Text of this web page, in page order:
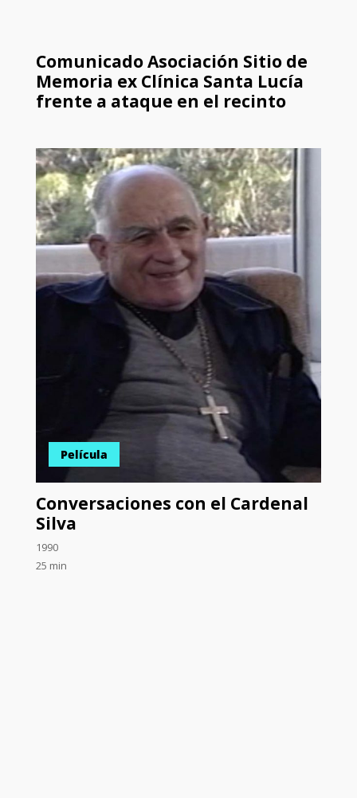
Comunicado Asociación Sitio de
Memoria ex Clínica Santa Lucía
frente a ataque en el recinto
Película
Conversaciones con el Cardenal
Silva
1990
25 min